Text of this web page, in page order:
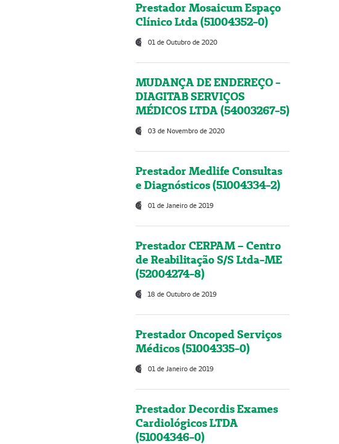
Prestador Mosaicum Espaço
Clínico Ltda (51004352-0)
01 de Outubro de 2020
MUDANÇA DE ENDEREÇO -
DIAGITAB SERVIÇOS
MÉDICOS LTDA (54003267-5)
03 de Novembro de 2020
Prestador Medlife Consultas
e Diagnósticos (51004334-2)
01 de Janeiro de 2019
Prestador CERPAM – Centro
de Reabilitação S/S Ltda-ME
(52004274-8)
18 de Outubro de 2019
Prestador Oncoped Serviços
Médicos (51004335-0)
01 de Janeiro de 2019
Prestador Decordis Exames
Cardiológicos LTDA
(51004346-0)